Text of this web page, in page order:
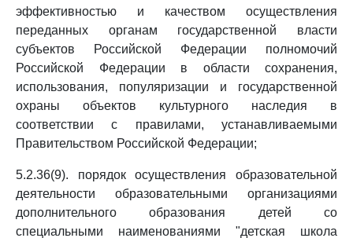
эффективностью и качеством осуществления
переданных органам государственной власти
субъектов Российской Федерации полномочий
Российской Федерации в области сохранения,
использования, популяризации и государственной
охраны объектов культурного наследия в
соответствии с правилами, устанавливаемыми
Правительством Российской Федерации;
5.2.36(9). порядок осуществления образовательной
деятельности образовательными организациями
дополнительного образования детей со
специальными наименованиями "детская школа